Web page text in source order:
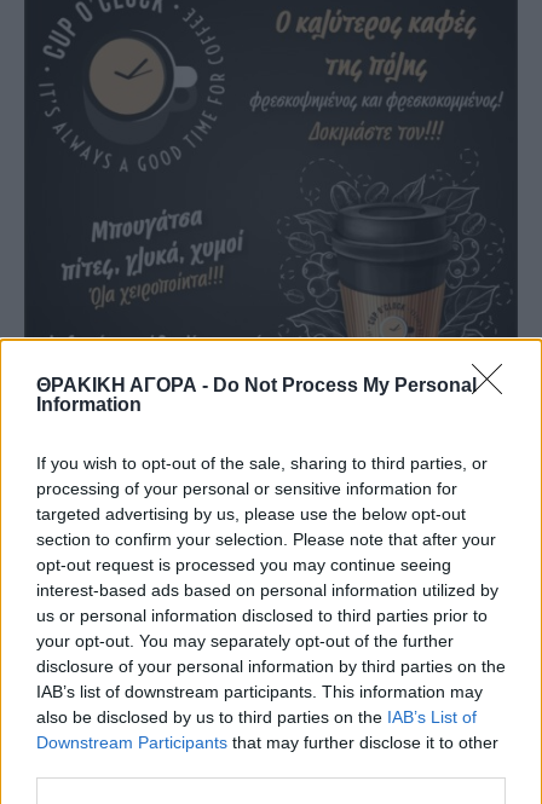
ΘΡΑΚΙΚΗ ΑΓΟΡΑ - Do Not Process My Personal
Information
If you wish to opt-out of the sale, sharing to third parties, or
processing of your personal or sensitive information for
targeted advertising by us, please use the below opt-out
section to confirm your selection. Please note that after your
opt-out request is processed you may continue seeing
interest-based ads based on personal information utilized by
us or personal information disclosed to third parties prior to
your opt-out. You may separately opt-out of the further
disclosure of your personal information by third parties on the
IAB’s list of downstream participants. This information may
also be disclosed by us to third parties on the IAB’s List of
Downstream Participants that may further disclose it to other
youtube